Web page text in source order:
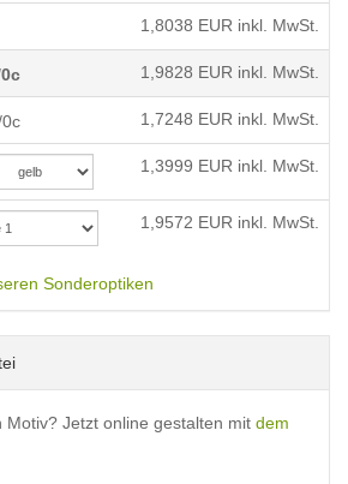
1,8038 EUR inkl. MwSt.
1,9828 EUR inkl. MwSt.
1,7248 EUR inkl. MwSt.
1,3999 EUR inkl. MwSt.
1,9572 EUR inkl. MwSt.
Sonderoptiken
Motiv? Jetzt online gestalten mit dem